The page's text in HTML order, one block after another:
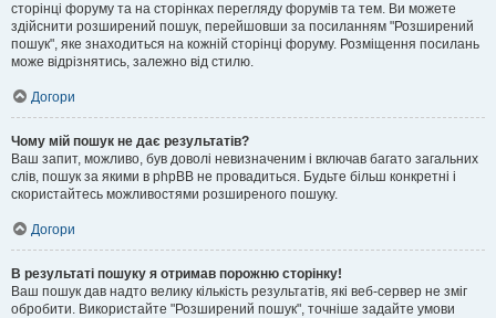
сторінці форуму та на сторінках перегляду форумів та тем. Ви можете
здійснити розширений пошук, перейшовши за посиланням "Розширений
пошук", яке знаходиться на кожній сторінці форуму. Розміщення посилань
може відрізнятись, залежно від стилю.
Догори
Чому мій пошук не дає результатів?
Ваш запит, можливо, був доволі невизначеним і включав багато загальних
слів, пошук за якими в phpBB не провадиться. Будьте більш конкретні і
скористайтесь можливостями розширеного пошуку.
Догори
В результаті пошуку я отримав порожню сторінку!
Ваш пошук дав надто велику кількість результатів, які веб-сервер не зміг
обробити. Використайте "Розширений пошук", точніше задайте умови